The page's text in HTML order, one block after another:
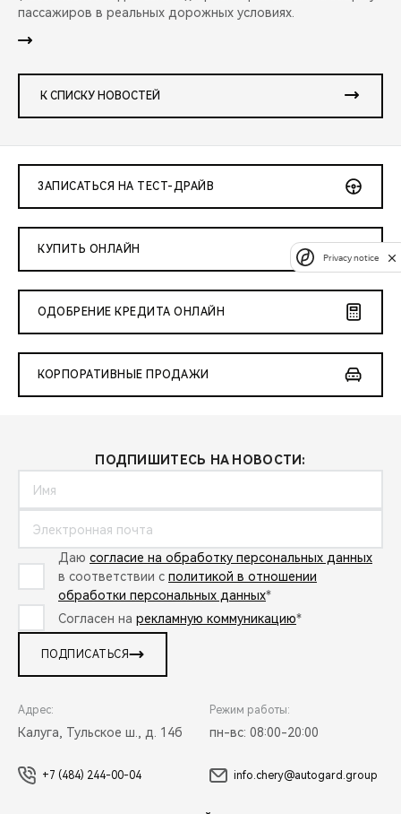
пассажиров в реальных дорожных условиях.
К СПИСКУ НОВОСТЕЙ
ЗАПИСАТЬСЯ НА ТЕСТ-ДРАЙВ
КУПИТЬ ОНЛАЙН
ОДОБРЕНИЕ КРЕДИТА ОНЛАЙН
КОРПОРАТИВНЫЕ ПРОДАЖИ
ПОДПИШИТЕСЬ НА НОВОСТИ:
Даю согласие на обработку персональных данных
в соответствии с политикой в отношении
обработки персональных данных*
Согласен на рекламную коммуникацию*
ПОДПИСАТЬСЯ
Адрес:
Калуга, Тульское ш., д. 14б
Режим работы:
пн-вс: 08:00-20:00
+7 (484) 244-00-04 info.chery@autogard.group
Privacy notice